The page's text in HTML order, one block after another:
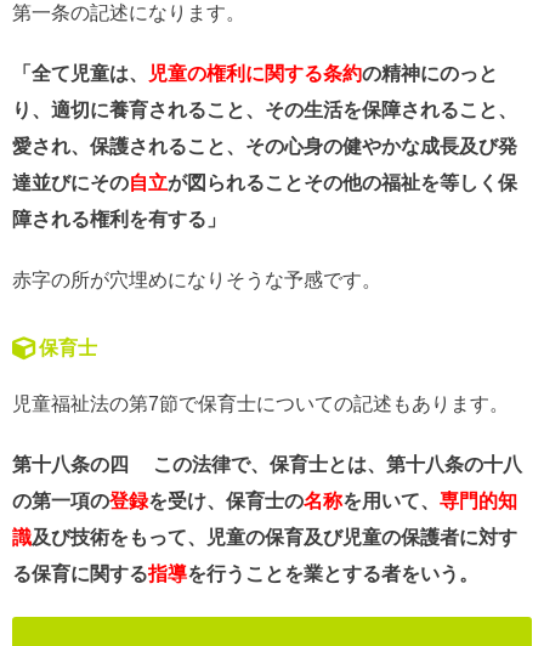
第一条の記述になります。
「全て児童は、 児童の権利に関する条約の精神にのっと
り、適切に養育されること、その生活を保障されること、
愛され、保護されること、その心身の健やかな成長及び発
達並びにその自立が図られることその他の福祉を等しく保
障される権利を有する」
赤字の所が穴埋めになりそうな予感です。
保育士
児童福祉法の第7節で保育士についての記述もあります。
第十八条の四
この法律で、保育士とは、第十八条の十八
の第一項の登録を受け、保育士の名称を用いて、 専門的知
識及び技術をもって、児童の保育及び児童の保護者に対す
る保育に関する指導を行うことを業とする者をいう。